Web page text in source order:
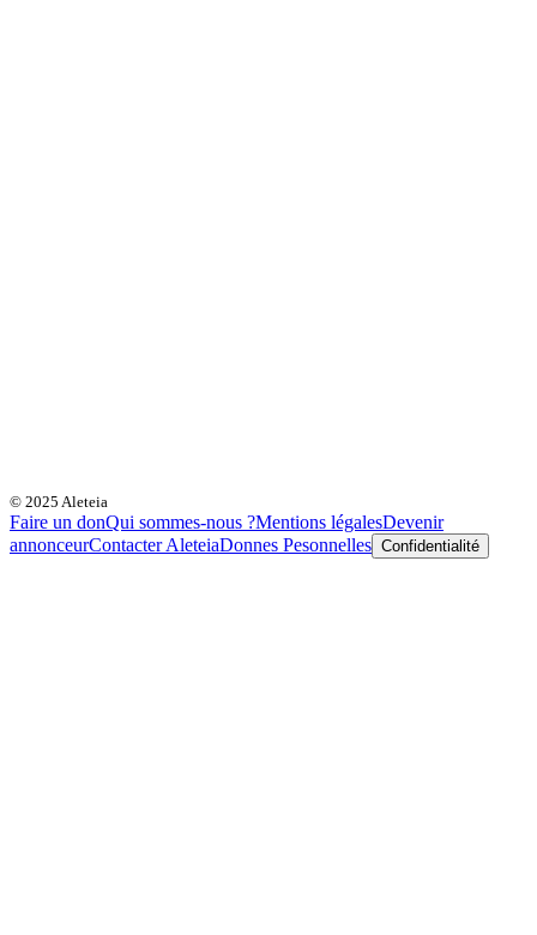
© 2025 Aleteia
Faire un donQui sommes-nous ?Mentions légalesDevenir
annonceurContacter AleteiaDonnes Pesonnelles Confidentialité